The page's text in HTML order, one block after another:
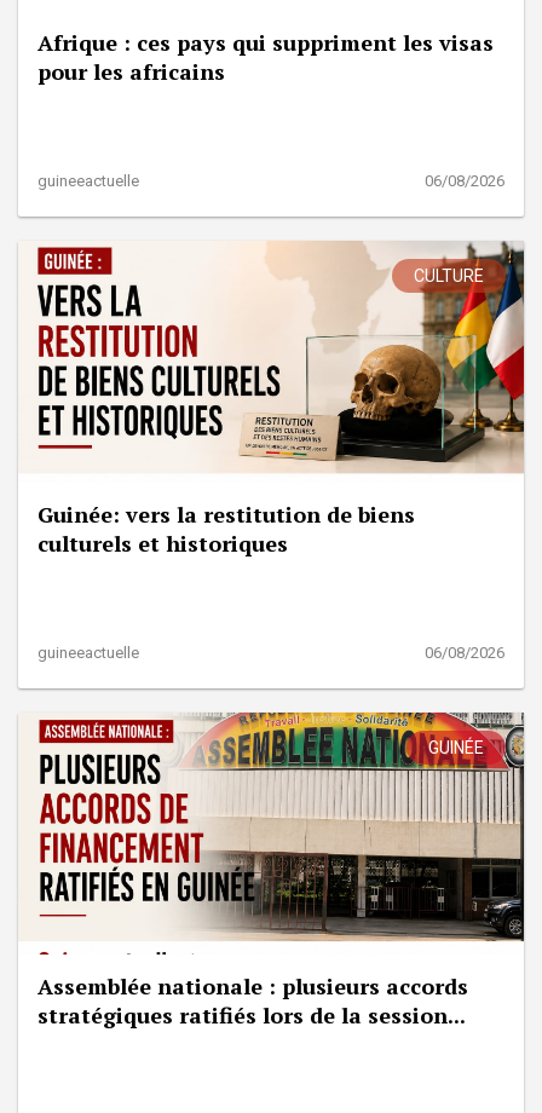
Afrique : ces pays qui suppriment les visas
pour les africains
guineeactuelle 06/08/2026
CULTURE
Guinée: vers la restitution de biens
culturels et historiques
guineeactuelle 06/08/2026
GUINÉE
Assemblée nationale : plusieurs accords
stratégiques ratifiés lors de la session...